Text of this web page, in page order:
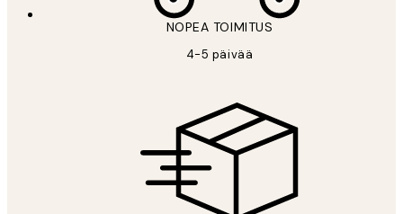
NOPEA TOIMITUS
4-5 päivää